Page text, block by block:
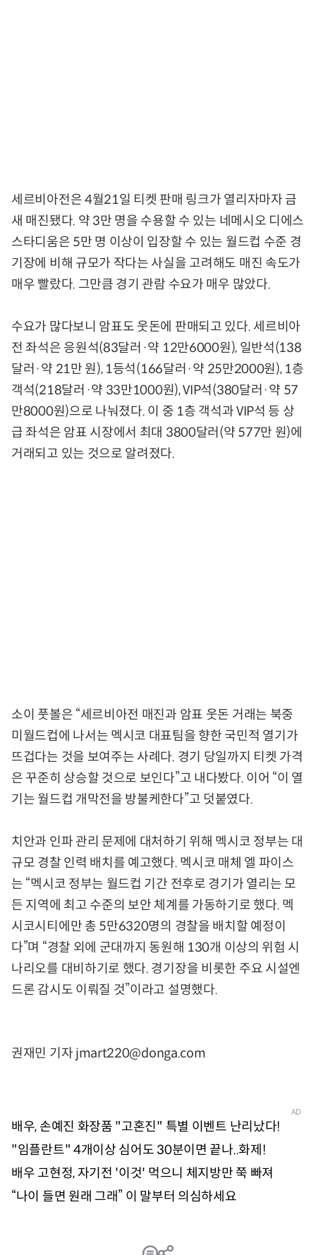
세르비아전은 4월21일 티켓 판매 링크가 열리자마자 금
새 매진됐다. 약 3만 명을 수용할 수 있는 네메시오 디에스
스타디움은 5만 명 이상이 입장할 수 있는 월드컵 수준 경
기장에 비해 규모가 작다는 사실을 고려해도 매진 속도가
매우 빨랐다. 그만큼 경기 관람 수요가 매우 많았다.
수요가 많다보니 암표도 웃돈에 판매되고 있다. 세르비아
전 좌석은 응원석(83달러·약 12만6000원), 일반석(138
달러·약 21만 원), 1등석(166달러·약 25만2000원), 1층
객석(218달러·약 33만1000원), VIP석(380달러·약 57
만8000원)으로 나눠졌다. 이 중 1층 객석과 VIP석 등 상
급 좌석은 암표 시장에서 최대 3800달러(약 577만 원)에
거래되고 있는 것으로 알려졌다.
소이 풋볼은 “세르비아전 매진과 암표 웃돈 거래는 북중
미월드컵에 나서는 멕시코 대표팀을 향한 국민적 열기가
뜨겁다는 것을 보여주는 사례다. 경기 당일까지 티켓 가격
은 꾸준히 상승할 것으로 보인다”고 내다봤다. 이어 “이 열
기는 월드컵 개막전을 방불케한다”고 덧붙였다.
치안과 인파 관리 문제에 대처하기 위해 멕시코 정부는 대
규모 경찰 인력 배치를 예고했다. 멕시코 매체 엘 파이스
는 “멕시코 정부는 월드컵 기간 전후로 경기가 열리는 모
든 지역에 최고 수준의 보안 체계를 가동하기로 했다. 멕
시코시티에만 총 5만6320명의 경찰을 배치할 예정이
다”며 “경찰 외에 군대까지 동원해 130개 이상의 위험 시
나리오를 대비하기로 했다. 경기장을 비롯한 주요 시설엔
드론 감시도 이뤄질 것”이라고 설명했다.
권재민 기자 jmart220@donga.com